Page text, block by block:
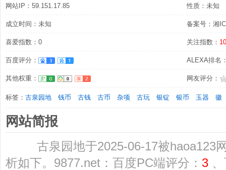
网站IP：59.151.17.85 性质：未知
成立时间：未知 备案号：湘
喜爱指数：0 关注指数：
百度评分： ALEXA排名
其他权重： 网友评分：
标签： 古泉园地 钱币 古钱 古币 杂项 古玩 银锭 银币 玉器 徽
网站简报
古泉园地于2025-06-17被haoa123网
析如下。9877.net：百度PC端评分： 3